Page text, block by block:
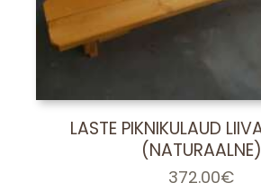
LASTE PIKNIKULAUD
(NATURAALNE)
372.00€